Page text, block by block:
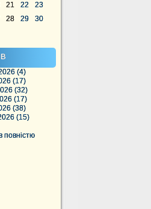
21 22
23
28 29
30
(4)
(17)
(32)
(17)
(38)
(15)
повністю